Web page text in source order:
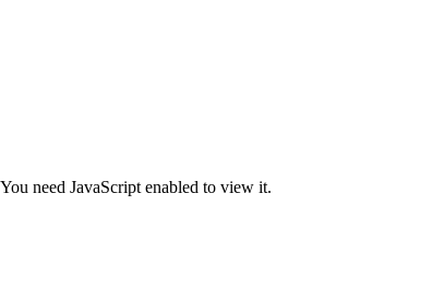
need JavaScript enabled to view it.